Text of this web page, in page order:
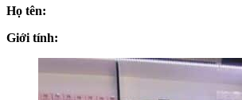
Họ tên:
Giới tính: